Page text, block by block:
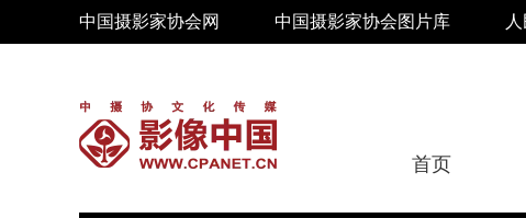
中国摄影家协会网 中国摄影家协会图片库
首页